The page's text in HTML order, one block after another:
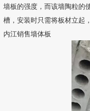
墙板的强度，而该墙陶粒的
槽，安装时只需将板材立起
内江销售墙体板